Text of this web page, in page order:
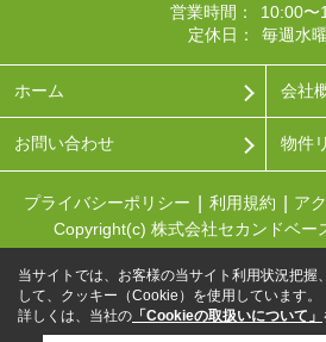
営業時間：
10:00〜
定休日：
毎週水
ホーム 会社
お問い合わせ 物件
プライバシーポリシー 利用規約 ア
Copyright(c) 株式会社セカンドベー
当サイトでは、お客様の当サイト利用状況把握
して、クッキー（Cookie）を使用しています。
詳しくは、当社の 「Cookieの取扱いについて」